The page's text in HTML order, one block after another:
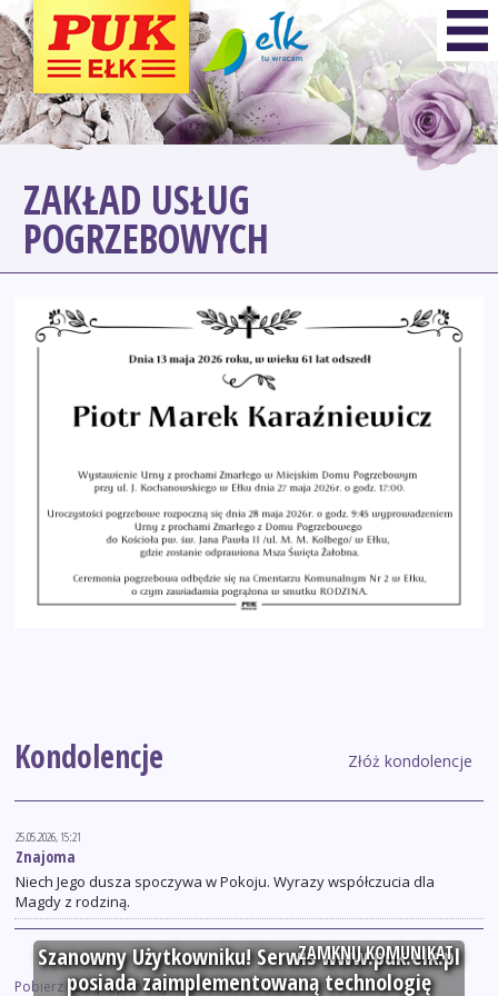
ZAKŁAD USŁUG
POGRZEBOWYCH
Kondolencje Złóż kondolencje
25.05.2026, 15:21
Znajoma
Niech Jego dusza spoczywa w Pokoju. Wyrazy współczucia dla
Magdy z rodziną.
Pobierz PDF|Opublikuj na facebook.com
ZAMKNIJ KOMUNIKAT
Szanowny Użytkowniku! Serwis www.puk.elk.pl
posiada zaimplementowaną technologię